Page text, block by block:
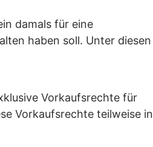
damals für eine
haben soll. Unter diesen
Vorkaufsrechte für
Vorkaufsrechte teilweise in